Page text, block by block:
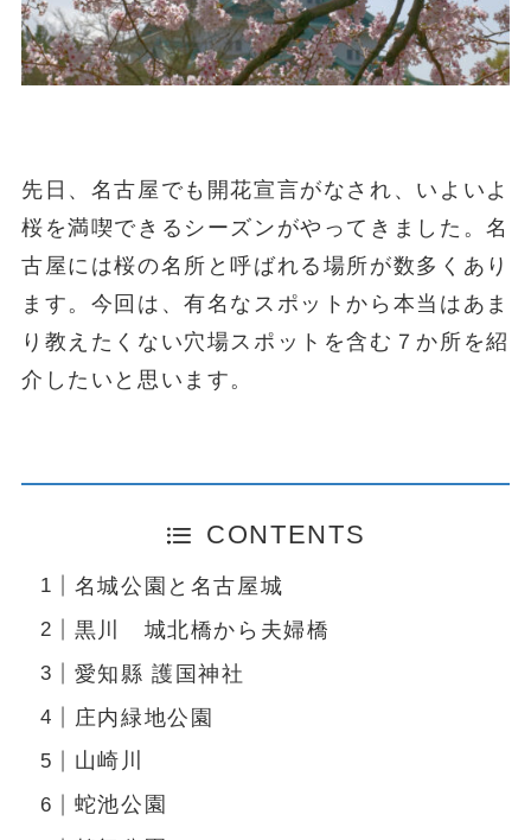
先日、名古屋でも開花宣言がなされ、いよいよ
桜を満喫できるシーズンがやってきました。名
古屋には桜の名所と呼ばれる場所が数多くあり
ます。今回は、有名なスポットから本当はあま
り教えたくない穴場スポットを含む７か所を紹
介したいと思います。
CONTENTS
名城公園と名古屋城
黒川 城北橋から夫婦橋
愛知縣 護国神社
庄内緑地公園
山崎川
蛇池公園